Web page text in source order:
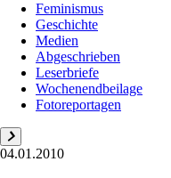
Feminismus
Geschichte
Medien
Abgeschrieben
Leserbriefe
Wochenendbeilage
Fotoreportagen
04.01.2010